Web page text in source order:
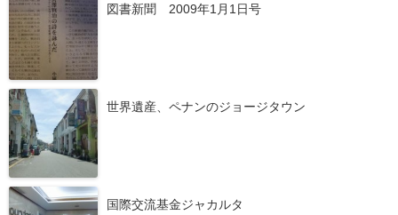
図書新聞 2009年1月1日号
世界遺産、ペナンのジョージタウン
国際交流基金ジャカルタ